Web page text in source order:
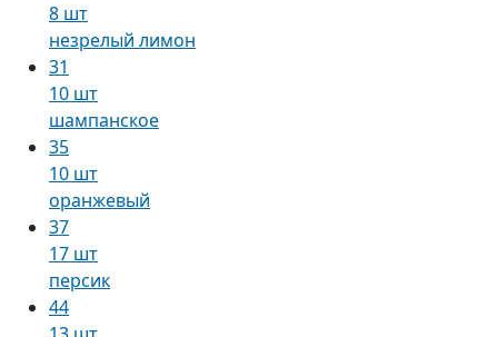
8 шт
незрелый лимон
31
10 шт
шампанское
35
10 шт
оранжевый
37
17 шт
персик
44